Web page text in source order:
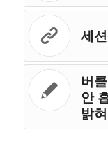
세
버
안
밝